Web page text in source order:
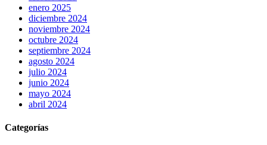
enero 2025
diciembre 2024
noviembre 2024
octubre 2024
septiembre 2024
agosto 2024
julio 2024
junio 2024
mayo 2024
abril 2024
Categorías